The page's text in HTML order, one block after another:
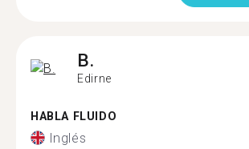
B.
Edirne
HABLA FLUIDO
Inglés